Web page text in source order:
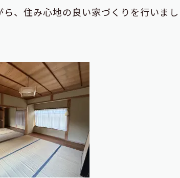
、住み心地の良い家づくりを行いま